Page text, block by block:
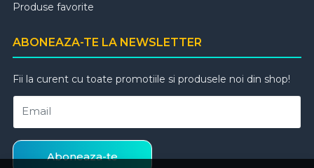
Produse favorite
ABONEAZA-TE LA NEWSLETTER
Fii la curent cu toate promotiile si produsele noi din shop!
Email
Aboneaza-te